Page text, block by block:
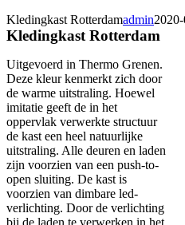
Kledingkast Rotterdamadmin
Kledingkast Rotterdam
Uitgevoerd in Thermo Grenen.
Deze kleur kenmerkt zich door
de warme uitstraling. Hoewel
imitatie geeft de in het
oppervlak verwerkte structuur
de kast een heel natuurlijke
uitstraling. Alle deuren en laden
zijn voorzien van een push-to-
open sluiting. De kast is
voorzien van dimbare led-
verlichting. Door de verlichting
bij de laden te verwerken in het